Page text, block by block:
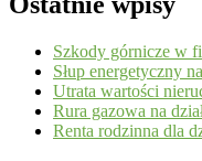
Szkody górnicze w
Słup energetyczny
Utrata wartości
Rura gazowa na
Renta rodzinna dla